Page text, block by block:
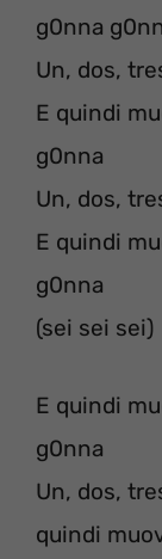
g0nna
Un, dos,
E quindi
g0nna
Un, dos,
E quindi
g0nna
(sei sei sei)
E quindi
g0nna
Un, dos,
quindi